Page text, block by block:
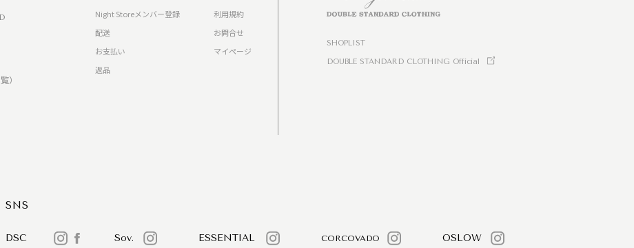
）
Night Storeメンバー登録
配送
お支払い
返品
利用規約
お問合せ
マイページ
SHOPLIST
DOUBLE STANDARD CLOTHING Official
SNS
DSC Sov. ESSENTIAL CORCOVADO OSLOW